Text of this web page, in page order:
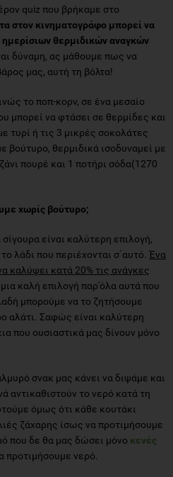
quiz που βρήκαμε στο
στον κινηματογράφο μπορεί να
θερμιδικών αναγκών
δύναμη, ας μάθουμε πως να
μας, αυτή τη βόλτα!
το ποπ-κορν, σε ένα μεσαίο
μπορεί να φτάσει σε θερμίδες και
τυρί ή τις 3 μικρές σοκολάτες
βούτυρο, θερμιδικά ισοδυναμεί με
πουρέ και 1 ποτήρι σόδα(1270
χωρίς βούτυρο;
είναι καλύτερη επιλογή,
λάδι που περιέχονται σ΄αυτό. Ένα
καλύψει κατά 20% τις ανάγκες
μια καλή επιλογή παρ'όλα αυτά που
μπορούμε να το ζητήσουμε
αλάτι. Σαφώς είναι καλύτερη
που ουσιαστικά μας δίνουν μόνο
σνακ μας κάνει να διψάμε και
αντικαθιστούν το νερό κατά τη
όμως ότι κάθε κουτάκι
ζάχαρης ίσως να προτιμήσουμε
που δε θα μας δώσει μόνο κενές
προτιμήσουμε νερό.